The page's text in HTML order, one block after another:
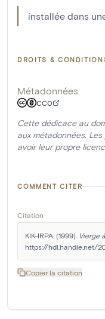
installée dans
DROITS &
Métadonnées
CC0
Cette dédicace au
aux métadonnées.
avoir leur propre
COMMENT CITER
Citation
KIK-IRPA. (1999). Vierge
https://hdl.handle.net/
Copier la citation